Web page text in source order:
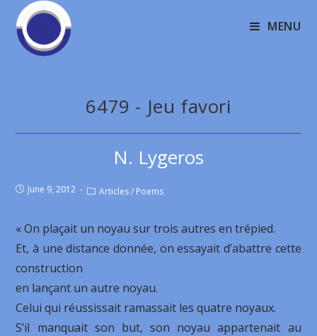
MENU
6479 - Jeu favori
N. Lygeros
June 9, 2012 Articles / Poems
« On plaçait un noyau sur trois autres en trépied.
Et, à une distance donnée, on essayait d’abattre cette
construction
en lançant un autre noyau.
Celui qui réussissait ramassait les quatre noyaux.
S’il manquait son but, son noyau appartenait au